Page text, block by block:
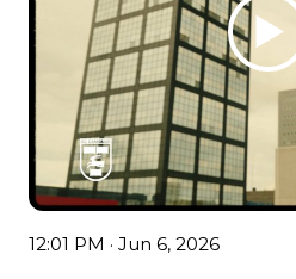
12:01 PM · Jun 6, 2026